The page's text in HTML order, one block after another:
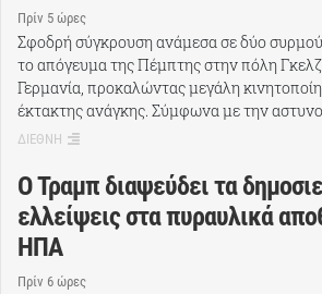
Πρίν 5 ώρες
Σφοδρή σύγκρουση ανάμεσα σε δύο
το απόγευμα της Πέμπτης στην πόλη
Γερμανία, προκαλώντας μεγάλη
έκτακτης ανάγκης. Σύμφωνα με την
ΔΙΕΘΝΗ
Ο Τραμπ διαψεύδει τα
ελλείψεις στα πυραυλικά
ΗΠΑ
Πρίν 6 ώρες